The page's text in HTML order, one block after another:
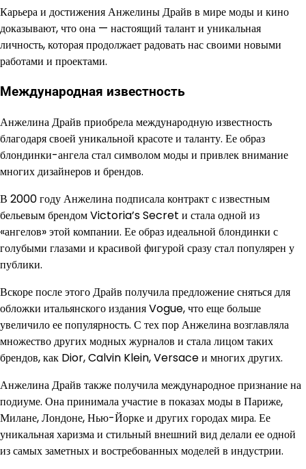
Карьера и достижения Анжелины Драйв в мире моды и кино
доказывают, что она — настоящий талант и уникальная
личность, которая продолжает радовать нас своими новыми
работами и проектами.
Международная известность
Анжелина Драйв приобрела международную известность
благодаря своей уникальной красоте и таланту. Ее образ
блондинки-ангела стал символом моды и привлек внимание
многих дизайнеров и брендов.
В 2000 году Анжелина подписала контракт с известным
бельевым брендом Victoria’s Secret и стала одной из
«ангелов» этой компании. Ее образ идеальной блондинки с
голубыми глазами и красивой фигурой сразу стал популярен у
публики.
Вскоре после этого Драйв получила предложение сняться для
обложки итальянского издания Vogue, что еще больше
увеличило ее популярность. С тех пор Анжелина возглавляла
множество других модных журналов и стала лицом таких
брендов, как Dior, Calvin Klein, Versace и многих других.
Анжелина Драйв также получила международное признание на
подиуме. Она принимала участие в показах моды в Париже,
Милане, Лондоне, Нью-Йорке и других городах мира. Ее
уникальная харизма и стильный внешний вид делали ее одной
из самых заметных и востребованных моделей в индустрии.